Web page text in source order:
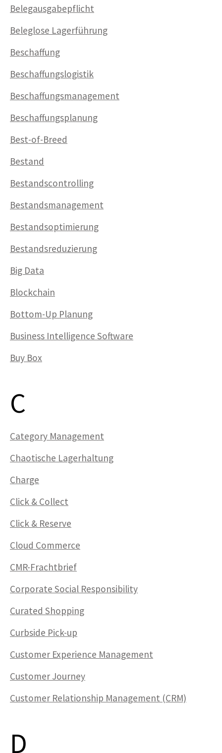
Belegausgabepflicht
Beleglose Lagerführung
Beschaffung
Beschaffungslogistik
Beschaffungsmanagement
Beschaffungsplanung
Best-of-Breed
Bestand
Bestandscontrolling
Bestandsmanagement
Bestandsoptimierung
Bestandsreduzierung
Big Data
Blockchain
Bottom-Up Planung
Business Intelligence Software
Buy Box
C
Category Management
Chaotische Lagerhaltung
Charge
Click & Collect
Click & Reserve
Cloud Commerce
CMR-Frachtbrief
Corporate Social Responsibility
Curated Shopping
Curbside Pick-up
Customer Experience Management
Customer Journey
Customer Relationship Management (CRM)
D